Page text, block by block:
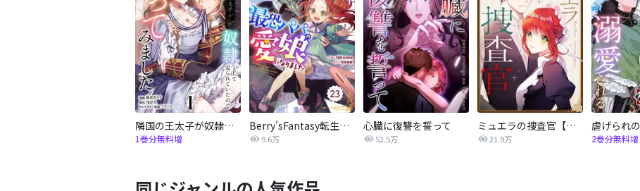
隣国の王太子が奴隷として売られていたので買ってみました【単話】
1巻分無料増
Berry’sFantasy転生悪役幼女は最恐パパの愛娘になりました
9.6万
心臓に復讐を誓って
52.5万
ミュエラの捜査官【タテヨミ】
21.9万 2巻分無料増